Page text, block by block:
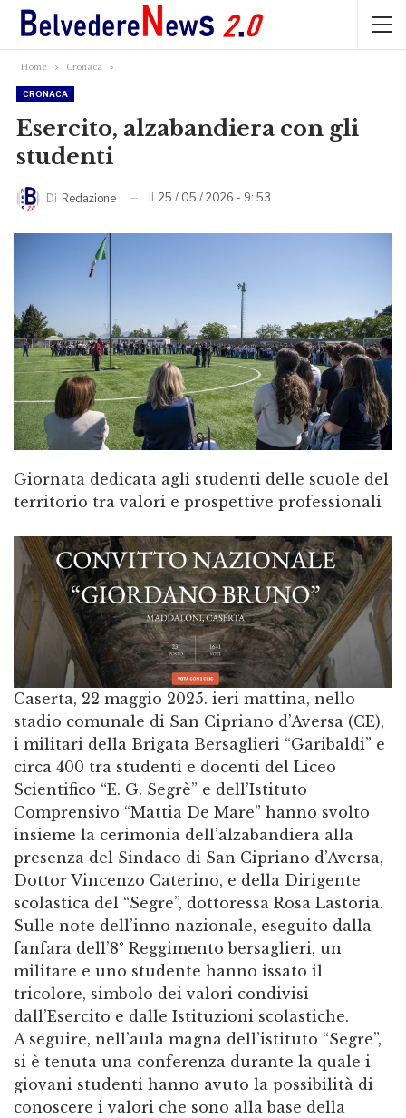
Home Cronaca
CRONACA
Esercito, alzabandiera con gli
studenti
Di Redazione 25 / 05 / 2026 - 9: 53
Giornata dedicata agli studenti delle scuole del
territorio tra valori e prospettive professionali
Caserta, 22 maggio 2025. ieri mattina, nello
stadio comunale di San Cipriano d’Aversa (CE),
i militari della Brigata Bersaglieri “Garibaldi” e
circa 400 tra studenti e docenti del Liceo
Scientifico “E. G. Segrè” e dell’Istituto
Comprensivo “Mattia De Mare” hanno svolto
insieme la cerimonia dell’alzabandiera alla
presenza del Sindaco di San Cipriano d’Aversa,
Dottor Vincenzo Caterino, e della Dirigente
scolastica del “Segre”, dottoressa Rosa Lastoria.
Sulle note dell’inno nazionale, eseguito dalla
fanfara dell’8° Reggimento bersaglieri, un
militare e uno studente hanno issato il
tricolore, simbolo dei valori condivisi
dall’Esercito e dalle Istituzioni scolastiche.
A seguire, nell’aula magna dell’istituto “Segre”,
si è tenuta una conferenza durante la quale i
giovani studenti hanno avuto la possibilità di
conoscere i valori che sono alla base della